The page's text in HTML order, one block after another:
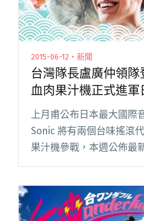
2015-06-12・新聞
台灣隊長盧廣仲領
血肉果汁機正式進軍
上月甫公布日本最大國際
Sonic 將有兩個台味搖滾
果汁機參戰，本週公佈最
讀全文 "台灣隊長盧廣仲
血肉果汁機正式進軍日本"